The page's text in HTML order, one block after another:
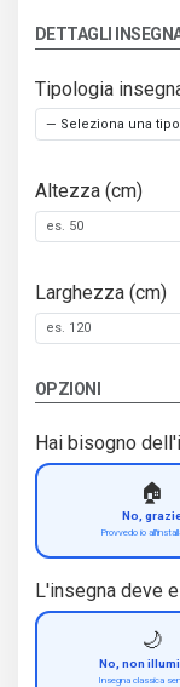
DETTAGLI
Tipologia
Altezza (cm)
Larghezza (cm)
OPZIONI
Hai bisogno
🏠
No,
Provvedo io
L'insegna deve
🌙
No, non
Insegna classica